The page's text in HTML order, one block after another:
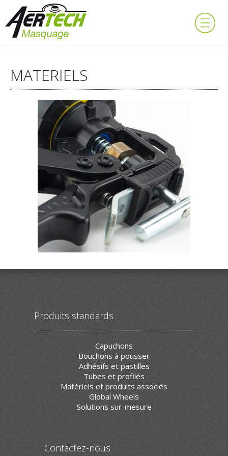
MATERIELS
Produits standards
Capuchons
Bouchons à pousser
Adhésifs et pastilles
Tubes et profilés
Matériels et produits associés
Global Wheels
Solutions sur-mesure
Contactez-nous